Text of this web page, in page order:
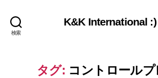
検索
K&K International :)
タグ: コントロールプ